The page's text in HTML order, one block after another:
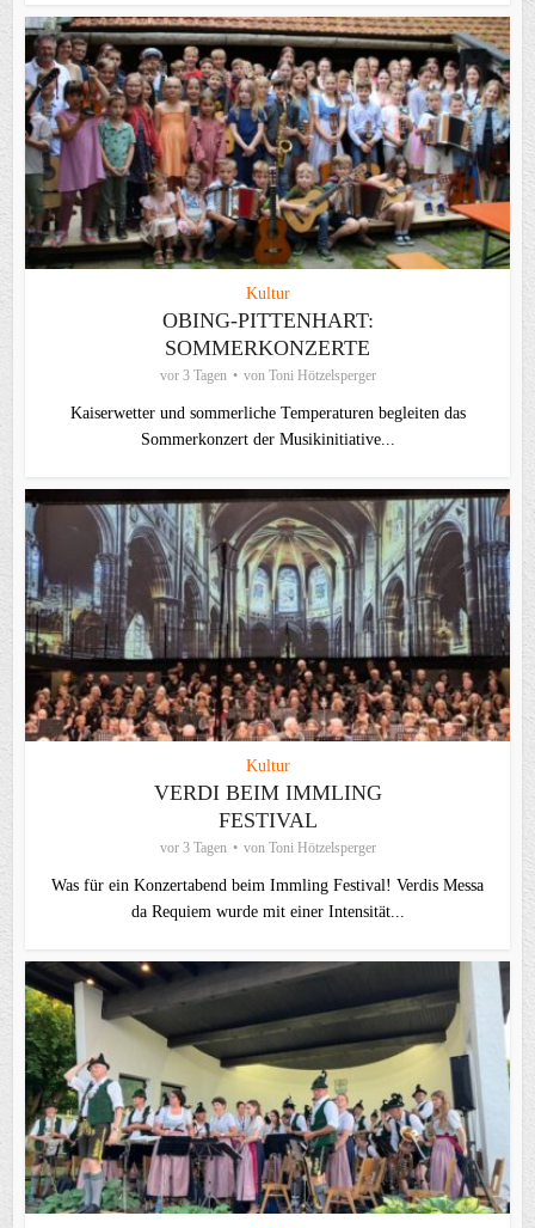
Kultur
OBING-PITTENHART:
SOMMERKONZERTE
vor 3 Tagen von Toni Hötzelsperger
Kaiserwetter und sommerliche Temperaturen begleiten das
Sommerkonzert der Musikinitiative...
Kultur
VERDI BEIM IMMLING
FESTIVAL
vor 3 Tagen von Toni Hötzelsperger
Was für ein Konzertabend beim Immling Festival! Verdis Messa
da Requiem wurde mit einer Intensität...